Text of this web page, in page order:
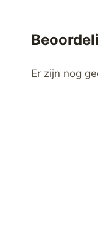
Er zijn nog